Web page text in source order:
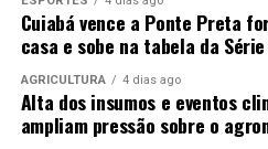
Cuiabá vence a Ponte Preta
casa e sobe na tabela da
AGRICULTURA 4 dias ago
Alta dos insumos e eventos
ampliam pressão sobre o